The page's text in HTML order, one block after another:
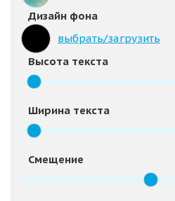
Дизайн фона
выбрать/загрузить
Высота текста
Ширина текста
Смещение